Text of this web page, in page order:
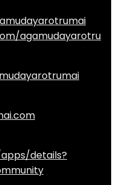
agamudayarotru
details?